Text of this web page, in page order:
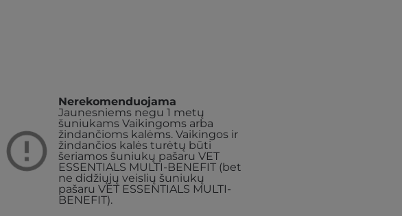
Nerekomenduojama
Jaunesniems negu 1 metų
šuniukams Vaikingoms arba
žindančioms kalėms. Vaikingos ir
žindančios kalės turėtų būti
šeriamos šuniukų pašaru VET
ESSENTIALS MULTI-BENEFIT (bet
ne didžiųjų veislių šuniukų
pašaru VET ESSENTIALS MULTI-
BENEFIT).